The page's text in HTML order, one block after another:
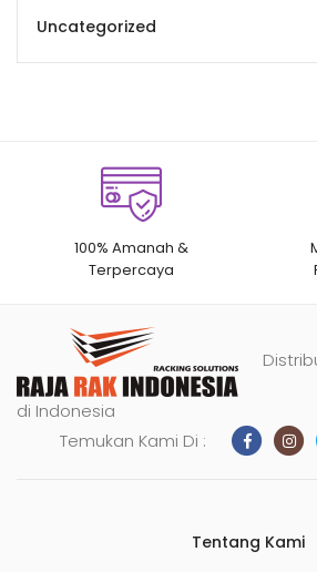
Uncategorized
100% Amanah &
Terpercaya
di Indonesia
Temukan Kami Di :
Tentang Kami